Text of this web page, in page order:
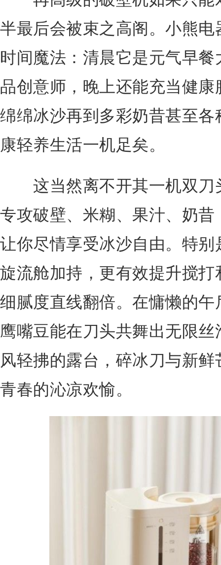
半最后会被束之高阁。小熊
时间魔法：清晨它是元气早
品创意师，晚上还能充当健
绵绵冰沙再到多彩奶昔甚至
康轻养生活一机足矣。
这当然离不开其一机双刀
专攻破壁、米糊、果汁、奶
让你尽情享受冰沙自由。特
旋流舱加持，更有效提升搅
细腻度直线翻倍。在慵懒的
鹰嘴豆能在刀头共舞出无限
风轻拂的露台，碎冰刀与新
青春的沁凉欢愉。